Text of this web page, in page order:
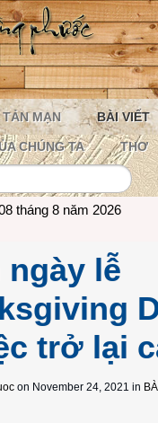
TẢN MẠN BÀI VIẾT
CHÚNG TA THƠ
tháng 8 năm 2026
ngày lễ
trở lại
on November 24, 2021 in